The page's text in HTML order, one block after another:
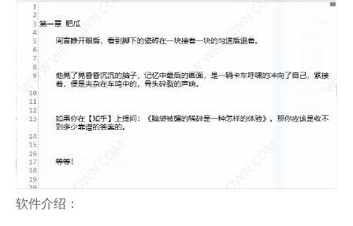
软件介绍：